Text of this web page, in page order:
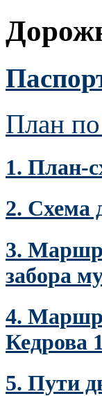
План
1. План-
2. Схема
3.
забора
4.
Кедрова
5. Пути